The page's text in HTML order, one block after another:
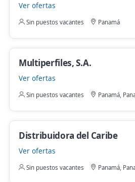
Ver ofertas
Sin puestos vacantes Panamá
Multiperfiles, S.A.
Ver ofertas
Sin puestos vacantes Panamá,
Distribuidora del Caribe
Ver ofertas
Sin puestos vacantes Panamá,